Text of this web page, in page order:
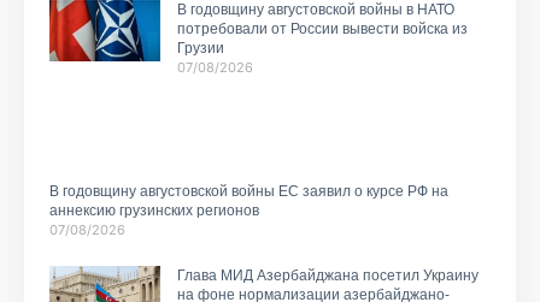
В годовщину августовской войны в НАТО
потребовали от России вывести войска из
Грузии
07/08/2026
В годовщину августовской войны ЕС заявил о курсе РФ на
аннексию грузинских регионов
07/08/2026
Глава МИД Азербайджана посетил Украину
на фоне нормализации азербайджано-